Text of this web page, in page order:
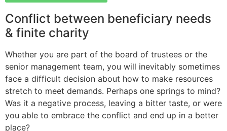
Sri DVVS Prasad & Smt. Subhashini
VIP Member, Tirupati, AP
Conflict between beneficiary needs
& finite charity
Whether you are part of the board of trustees or the
senior management team, you will inevitably sometimes
face a difficult decision about how to make resources
stretch to meet demands. Perhaps one springs to mind?
Was it a negative process, leaving a bitter taste, or were
you able to embrace the conflict and end up in a better
place?